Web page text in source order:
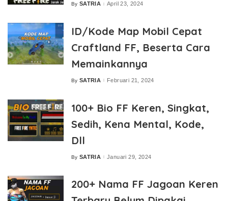
Posted
By SATRIA April 23, 2024
ID/Kode Map Mobil Cepat
Craftland FF, Beserta Cara
Memainkannya
Posted
By SATRIA Februari 21, 2024
100+ Bio FF Keren, Singkat,
Sedih, Kena Mental, Kode,
Dll
Posted
By SATRIA Januari 29, 2024
200+ Nama FF Jagoan Keren